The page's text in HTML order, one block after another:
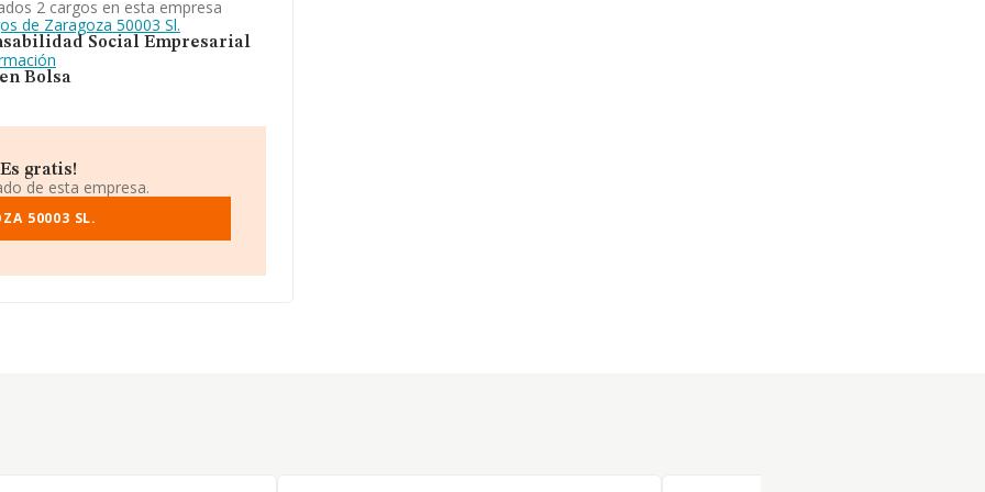
2 cargos en esta empresa
de Zaragoza 50003 Sl.
Social Empresarial
Bolsa
gratis!
de esta empresa.
50003 SL.